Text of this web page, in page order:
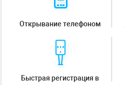
Открывание телефоном
Быстрая регистрация в